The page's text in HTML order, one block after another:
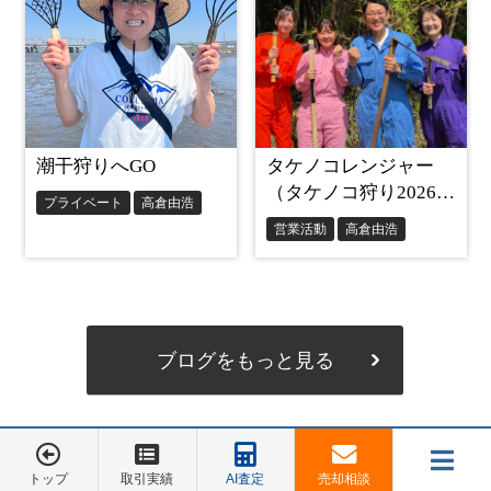
ブログをもっと見る
トップ 取引実績 AI査定 売却相談